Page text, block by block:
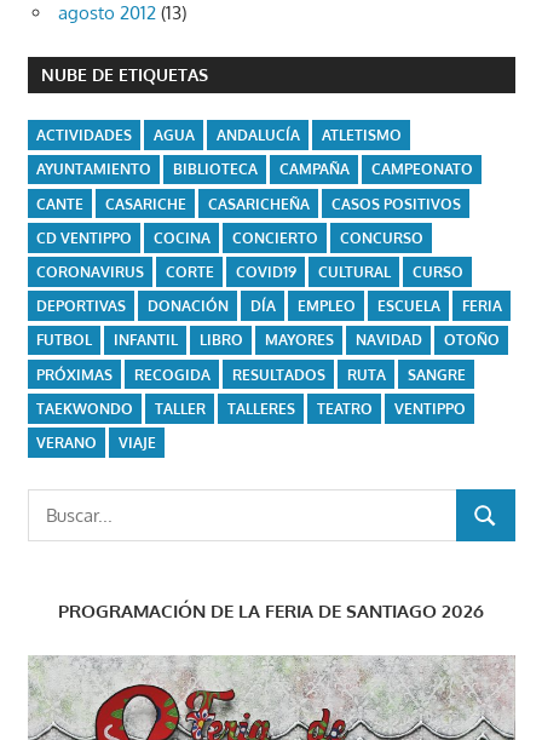
agosto 2012 (13)
NUBE DE ETIQUETAS
ACTIVIDADES AGUA ANDALUCÍA
ATLETISMO
AYUNTAMIENTO
BIBLIOTECA CAMPAÑA
CAMPEONATO
CANTE
CASARICHE CASARICHEÑA
CASOS POSITIVOS
CD VENTIPPO
COCINA CONCIERTO
CONCURSO
CORONAVIRUS
CORTE COVID19 CULTURAL
CURSO
DEPORTIVAS
DONACIÓN DÍA EMPLEO ESCUELA
FERIA
FUTBOL
INFANTIL LIBRO MAYORES NAVIDAD
OTOÑO
PRÓXIMAS
RECOGIDA RESULTADOS RUTA
SANGRE
TAEKWONDO
TALLER TALLERES TEATRO
VENTIPPO
VERANO
VIAJE
Buscar:
BUSCAR
PROGRAMACIÓN DE LA FERIA DE SANTIAGO 2026